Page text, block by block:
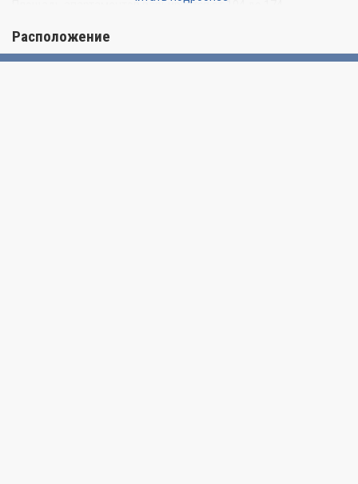
Площадь апартаментов варьируется от 104 до 174
беспрепятственный вид на Атлантический океан и залив
Бискейн. Шикарная башня One Paraiso стала результатом
Расположение